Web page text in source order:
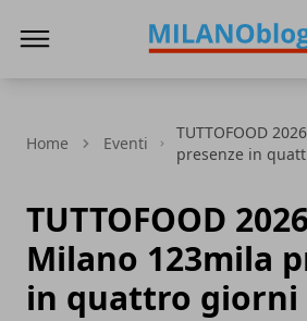
Home Eventi
TUTTOFOOD
presenze in
TUTTOFOOD
Milano 123mila
in quattro giorni